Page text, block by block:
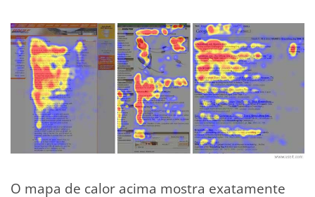
O mapa de calor acima mostra exatamente